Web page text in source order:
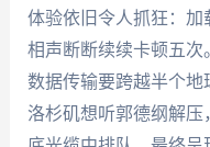
体验依旧令人抓狂：加
相声断断续续卡顿五次
数据传输要跨越半个地
洛杉矶想听郭德纲解